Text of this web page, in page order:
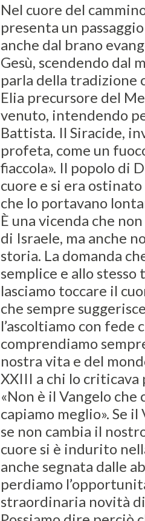
Nel cuore del
presenta un
anche dal brano
Gesù, scendendo dal
parla della tradizione
Elia precursore del
venuto, intendendo
Battista. Il Siracide,
profeta, come un
fiaccola». Il popolo di
cuore e si era
che lo portavano
È una vicenda che
di Israele, ma anche
storia. La domanda
semplice e allo
lasciamo toccare il
che sempre
l’ascoltiamo con fede
comprendiamo
nostra vita e del
XXIII a chi lo
«Non è il Vangelo che
capiamo meglio». Se
se non cambia il
cuore si è indurito
anche segnata dalle
perdiamo
straordinaria novità